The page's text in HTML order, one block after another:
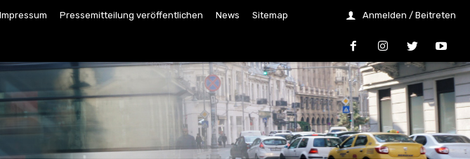
Impressum Pressemitteilung veröffentlichen News Sitemap Anmelden / Beitreten